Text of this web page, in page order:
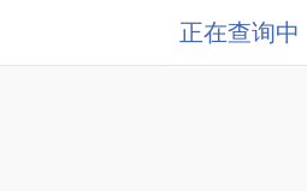
正在查询中